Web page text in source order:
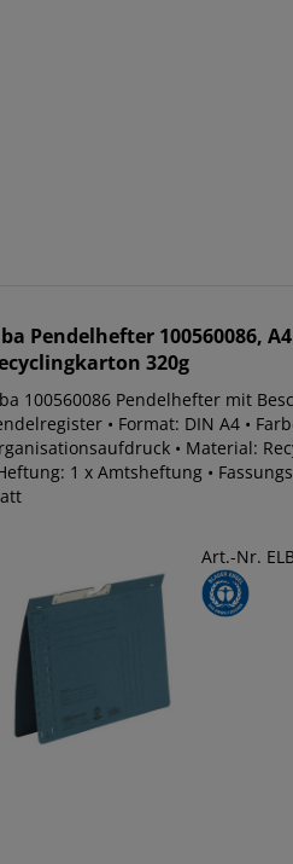
Pendelhefter 100560086,
320g
100560086 Pendelhefter mit
• Format: DIN A4 •
• Material:
1 x Amtsheftung •
Art.-Nr.